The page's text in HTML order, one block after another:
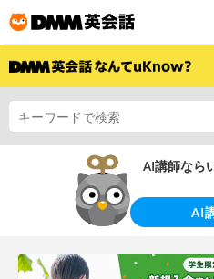
AI講師なら
AI